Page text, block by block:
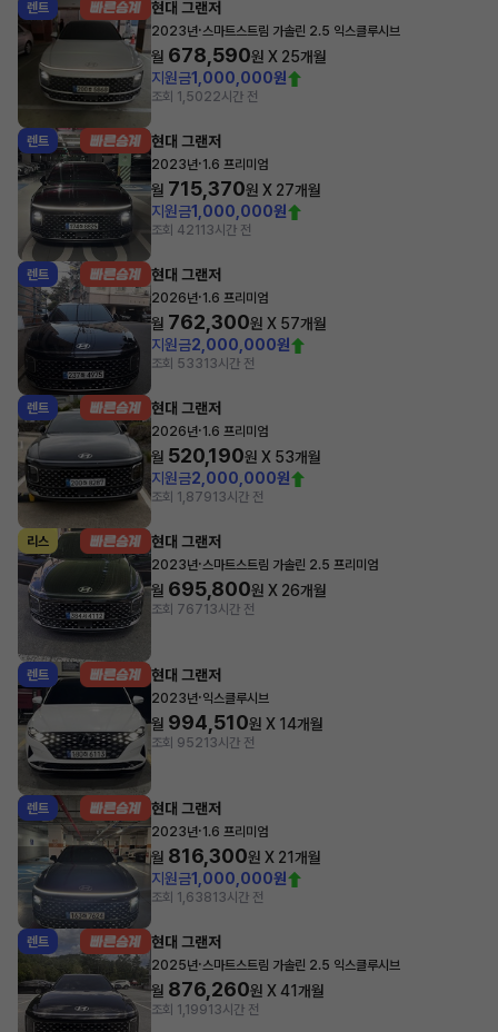
렌트 현대 그랜저
2023년·스마트스트림 가솔린 2.5 익스클루시브
월 678,590원 X 25개월
지원금1,000,000원
조회 1,5022시간 전
렌트 현대 그랜저
2023년·1.6 프리미엄
월 715,370원 X 27개월
지원금1,000,000원
조회 421 13시간 전
렌트 현대 그랜저
2026년·1.6 프리미엄
월 762,300원 X 57개월
지원금2,000,000원
조회 53313시간 전
렌트 현대 그랜저
2026년·1.6 프리미엄
월 520,190원 X 53개월
지원금2,000,000원
조회 1,87913시간 전
리스 현대 그랜저
2023년·스마트스트림 가솔린 2.5 프리미엄
월 695,800원 X 26개월
조회 76713시간 전
렌트 현대 그랜저
2023년·익스클루시브
월 994,510원 X 14개월
조회 95213시간 전
렌트 현대 그랜저
2023년·1.6 프리미엄
월 816,300원 X 21개월
지원금1,000,000원
조회 1,63813시간 전
렌트 현대 그랜저
2025년·스마트스트림 가솔린 2.5 익스클루시브
월 876,260원 X41개월
조회 1,19913시간 전